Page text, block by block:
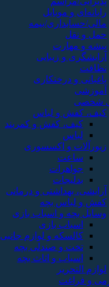
رایانه‌ای و موبایل
مالی/حسابداری/بیمه
حمل و نقل
پیشه و مهارت
آرایشگری و زیبایی
نظافت
باغبانی و درختکاری
آموزشی
شخصی
کیف، کفش و لباس
کیف، کفش و کمربند
لباس
زیورآلات و اکسسوری
ساعت
جواهرات
بدلیجات
آرایشی، بهداشتی و درمانی
کفش و لباس بچه
وسایل بچه و اسباب بازی
اسباب بازی
کالسکه و لوازم جانبی
تخت و صندلی بچه
اسباب و اثاث بچه
لوازم التحریر
و فراغت